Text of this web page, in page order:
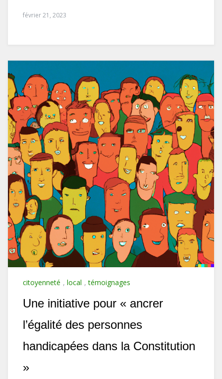
février 21, 2023
citoyenneté , local ,témoignages
Une initiative pour « ancrer
l’égalité des personnes
handicapées dans la Constitution
»